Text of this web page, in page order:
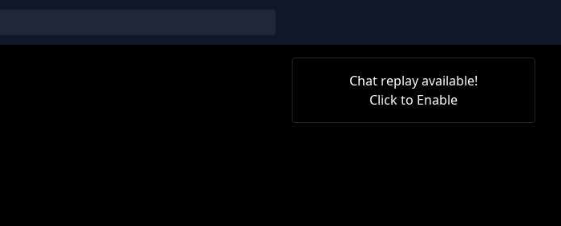
Chat replay available!
Click to Enable